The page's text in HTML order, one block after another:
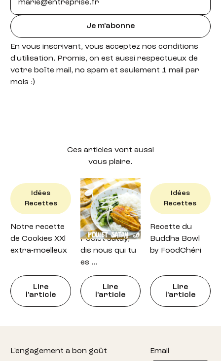
Je m'abonne
En vous inscrivant, vous acceptez nos conditions
d'utilisation. Promis, on est aussi respectueux de
votre boîte mail, no spam et seulement 1 mail par
mois :)
Ces articles vont aussi
vous plaire.
Idées
Recettes
Notre recette
de Cookies XXl
extra-moelleux
Lire
l'article
Idées
Recettes
Recette : petit
Poulet satay,
dis nous qui tu
es …
Lire
l'article
Idées
Recettes
Recette du
Buddha Bowl
by FoodChéri
Lire
l'article
L'engagement a bon goût Email